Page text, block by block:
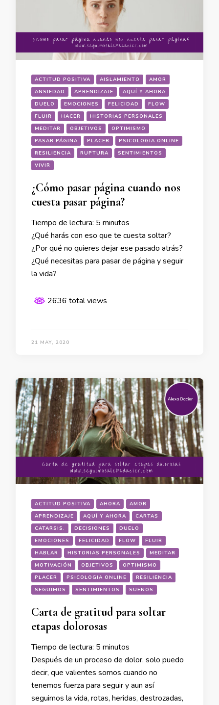
ACTITUD POSITIVA AISLAMIENTO
AMOR
ANSIEDAD
APRENDIZAJE
AQUÍ Y AHORA
DUELO
EMOCIONES FELICIDAD
FLOW
FLUIR
HACER
HISTORIAS PERSONALES
MEDITAR
OBJETIVOS
OPTIMISMO
PASAR PÁGINA
PLACER
PSICOLOGIA ONLINE
RESILIENCIA
RUPTURA
SENTIMIENTOS
VIVIR
¿Cómo pasar página cuando nos
cuesta pasar página?
Tiempo de lectura: 5 minutos
¿Qué harás con eso que te cuesta soltar?
¿Por qué no quieres dejar ese pasado atrás?
¿Qué necesitas para pasar de página y seguir
la vida?
2636 total views
21 MAY, 2020
ACTITUD POSITIVA AHORA
AMOR
APRENDIZAJE
AQUÍ Y AHORA
CARTAS
CATARSIS.
DECISIONES
DUELO
EMOCIONES
FELICIDAD FLOW
FLUIR
HABLAR
HISTORIAS PERSONALES
MEDITAR
MOTIVACIÓN
OBJETIVOS
OPTIMISMO
PLACER
PSICOLOGIA ONLINE
RESILIENCIA
SEGUIMOS
SENTIMIENTOS SUEÑOS
Carta de gratitud para soltar
etapas dolorosas
Tiempo de lectura: 5 minutos
Después de un proceso de dolor, solo puedo
decir, que valientes somos cuando no
tenemos fuerza para seguir y aun así
seguimos la vida, rotas, heridas, destrozadas,